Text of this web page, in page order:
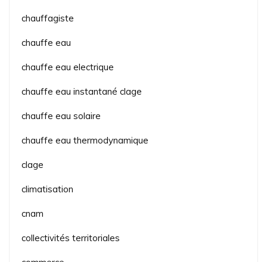
chauffagiste
chauffe eau
chauffe eau electrique
chauffe eau instantané clage
chauffe eau solaire
chauffe eau thermodynamique
clage
climatisation
cnam
collectivités territoriales